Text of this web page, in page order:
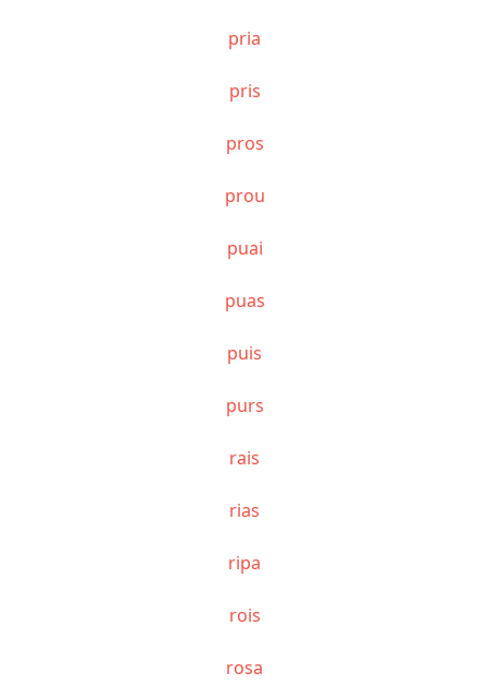
pria
pris
pros
prou
puai
puas
puis
purs
rais
rias
ripa
rois
rosa